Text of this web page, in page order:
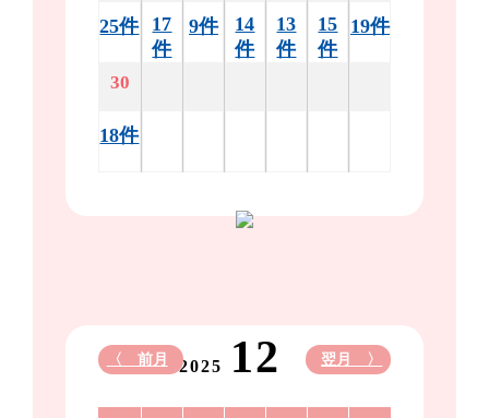
25件
17
件
9件
14
件
13
件
15
件
19件
30
18件
2025 12
〈 前月 翌月 〉